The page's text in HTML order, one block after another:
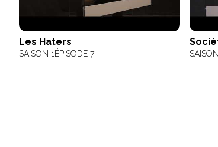
Les Haters
SAISON 1ÉPISODE 7